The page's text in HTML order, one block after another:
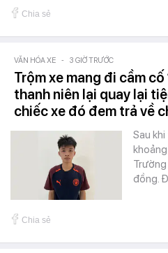
Chia sẻ
VĂN HÓA XE - 3 GIỜ TRƯỚC
Trộm xe mang đi cầm
thanh niên lại quay lại
chiếc xe đó đem trả về
Sau
đồng.
Chia sẻ